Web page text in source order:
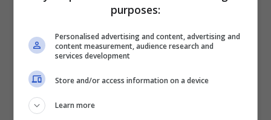
dalle vendite verranno devoluti in
duchessa di Sussex ha ufficializzato il suo
nuovo brand, American Riviera Orchard,
purposes:
Personalised advertising and content, advertising and
content measurement, audience research and
services development
Store and/or access information on a device
Learn more